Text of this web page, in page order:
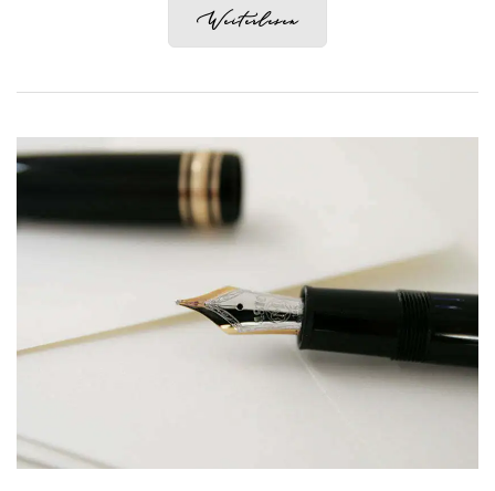
Weiterlesen